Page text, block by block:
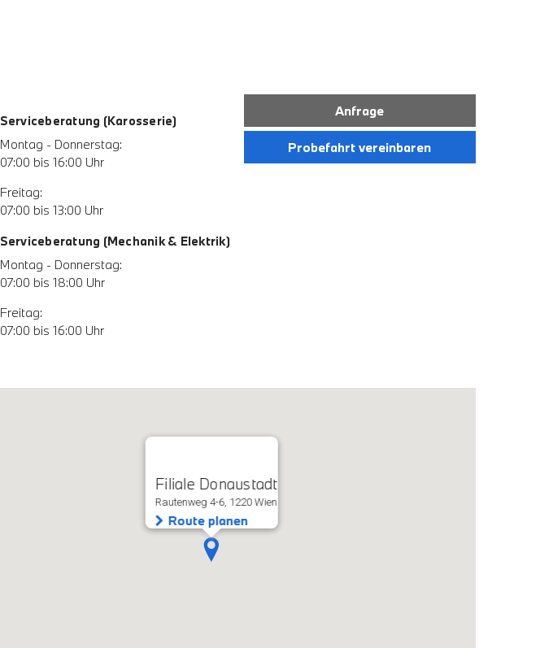
Anfrage
Probefahrt vereinbaren
Serviceberatung (Karosserie)
Montag - Donnerstag:
07:00 bis 16:00 Uhr
Freitag:
07:00 bis 13:00 Uhr
Serviceberatung (Mechanik & Elektrik)
Montag - Donnerstag:
07:00 bis 18:00 Uhr
Freitag:
07:00 bis 16:00 Uhr
Filiale Donaustadt
Rautenweg 4-6, 1220 Wien
Route planen